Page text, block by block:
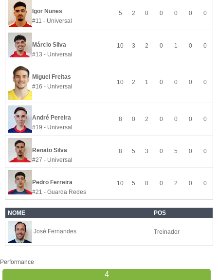
Igor Nunes
#11 - Universal
5 2 0 0 0 0 0
Márcio Silva
#13 - Universal
10 3 2 0 1 0 0
Miguel Freitas
#16 - Universal
10 2 1 0 0 0 0
André Pereira
#19 - Universal
8 0 2 0 0 0 0
Renato Silva
#27 - Universal
8 5 3 0 5 0 0
Pedro Ferreira
#21 - Guarda Redes
10 5 0 0 2 0 0
NOME POS
José Fernandes Treinador
Performance
4